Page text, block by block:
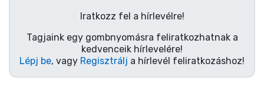
Iratkozz fel a hírlevélre!
Tagjaink egy gombnyomásra feliratkozhatnak a
kedvenceik hírlevelére!
Lépj be, vagy Regisztrálj a hírlevél feliratkozáshoz!
Terméktípusok
Márkák